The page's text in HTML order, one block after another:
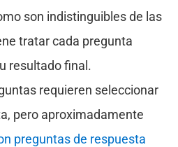
son indistinguibles de las
tratar cada pregunta
resultado final.
requieren seleccionar
pero aproximadamente
preguntas de respuesta